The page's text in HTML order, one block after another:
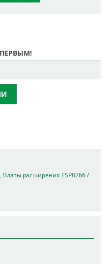
Платы расширения ESP8266 /